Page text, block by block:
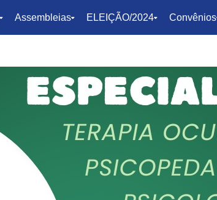
Assembleias ELEIÇÃO/2024 Convênios